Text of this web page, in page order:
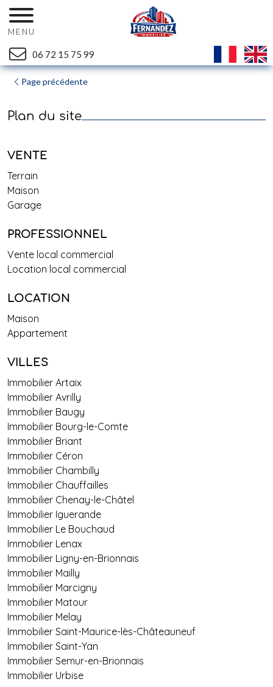
MENU
06 72 15 75 99
Page précédente
Plan du site
VENTE
Terrain
Maison
Garage
PROFESSIONNEL
Vente local commercial
Location local commercial
LOCATION
Maison
Appartement
VILLES
Immobilier Artaix
Immobilier Avrilly
Immobilier Baugy
Immobilier Bourg-le-Comte
Immobilier Briant
Immobilier Céron
Immobilier Chambilly
Immobilier Chauffailles
Immobilier Chenay-le-Châtel
Immobilier Iguerande
Immobilier Le Bouchaud
Immobilier Lenax
Immobilier Ligny-en-Brionnais
Immobilier Mailly
Immobilier Marcigny
Immobilier Matour
Immobilier Melay
Immobilier Saint-Maurice-lès-Châteauneuf
Immobilier Saint-Yan
Immobilier Semur-en-Brionnais
Immobilier Urbise